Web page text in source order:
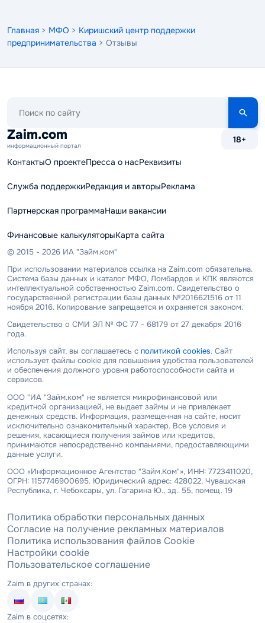
Главная > МФО > Киришский центр поддержки
предпринимательства > Отзывы
сайту
Zaim.com
информационный портал
18+
КонтактыО проектеПресса о насРеквизиты
Служба поддержкиРедакция и авторыРеклама
Партнерская программаНаши вакансии
Финансовые калькуляторыКарта сайта
© 2015 - 2026 ИА "Займ.ком"
При использовании материалов ссылка на Zaim.com обязательна.
Система базы данных и каталог МФО, Ломбардов и КПК являются
интеллектуальной собственностью Zaim.com. Свидетельство о
государственной регистрации базы данных №2016621516 от 11
ноября 2016. Копирование запрещается и охраняется законом.
Свидетельство о СМИ ЭЛ № ФС 77 - 68179 от 27 декабря 2016
года.
Используя сайт, вы соглашаетесь с политикой cookies. Сайт
использует файлы cookie для повышения удобства пользователей
и обеспечения должного уровня работоспособности сайта и
сервисов.
ООО "ИА "Займ.ком" не является микрофинансовой или
кредитной организацией, не выдает займы и не привлекает
денежных средств. Информация, размещенная на сайте, носит
исключительно ознакомительный характер. Все условия и
решения, касающиеся получения займов или кредитов,
принимаются непосредственно компаниями, предоставляющими
данные услуги.
ООО «Информационное Агентство "Займ.Ком"», ИНН: 7723411020,
ОГРН: 1157746900695. Юридический адрес: 428022, Чувашская
Республика, г. Чебоксары, ул. Гагарина Ю., зд. 55, помещ. 19
Политика обработки персональных данных
Согласие на получение рекламных материалов
Политика использования файлов Cookie
Настройки cookie
Пользовательское соглашение
Zaim в других странах:
Zaim в соцсетях: